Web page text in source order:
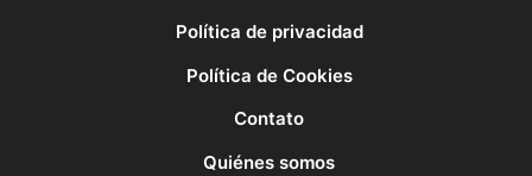
Política de privacidad
Política de Cookies
Contato
Quiénes somos